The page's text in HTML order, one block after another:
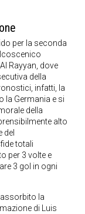
per la seconda
Rayyan, dove
della
infatti, la
la Germania e si
della
alto
del
totali
per 3 volte e
3 gol in ogni
assorbito la
di Luis